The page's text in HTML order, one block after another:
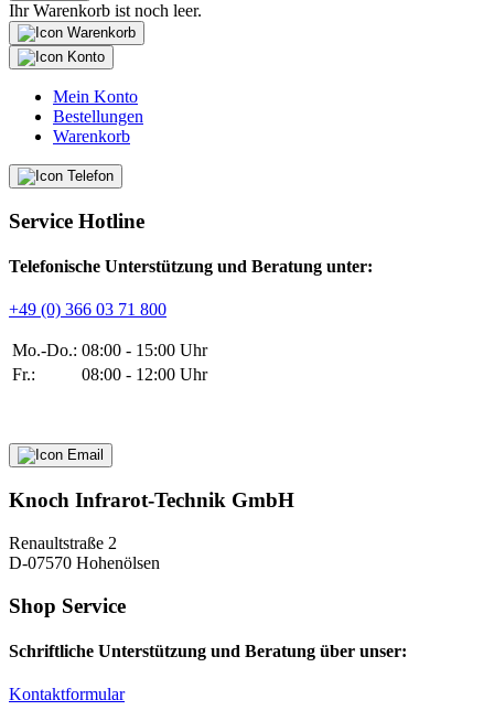
Ihr Warenkorb ist noch leer.
Mein Konto
Bestellungen
Warenkorb
Service Hotline
Telefonische Unterstützung und Beratung unter:
+49 (0) 366 03 71 800
Mo.-Do.: 08:00 - 15:00 Uhr
Fr.:
08:00 - 12:00 Uhr
Knoch Infrarot-Technik GmbH
Renaultstraße 2
D-07570 Hohenölsen
Shop Service
Schriftliche Unterstützung und Beratung über unser:
Kontaktformular